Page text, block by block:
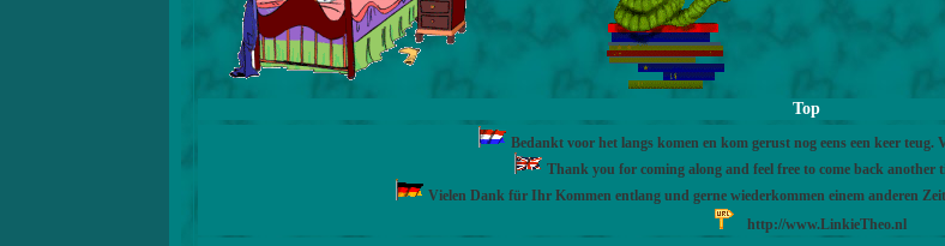
Top
Bedankt voor het langs komen en kom gerust nog eens een keer
Thank you for coming along and feel free to come back another
Vielen Dank für Ihr Kommen entlang und gerne wiederkommen einem anderen
http://www.LinkieTheo.nl